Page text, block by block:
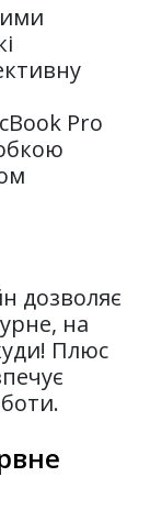
Pro
дозволяє
на
Плюс